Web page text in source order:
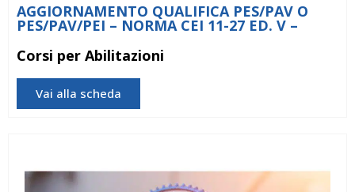
AGGIORNAMENTO QUALIFICA PES/PAV O
PES/PAV/PEI – NORMA CEI 11-27 ED. V –
Corsi per Abilitazioni
Vai alla scheda